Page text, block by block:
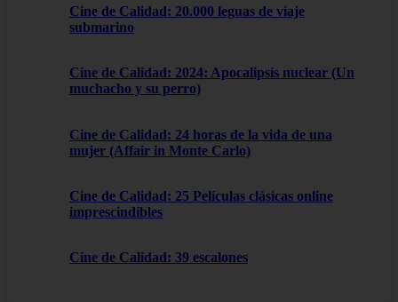
Cine de Calidad: 20.000 leguas de viaje
submarino
Cine de Calidad: 2024: Apocalipsis nuclear (Un
muchacho y su perro)
Cine de Calidad: 24 horas de la vida de una
mujer (Affair in Monte Carlo)
Cine de Calidad: 25 Películas clásicas online
imprescindibles
Cine de Calidad: 39 escalones